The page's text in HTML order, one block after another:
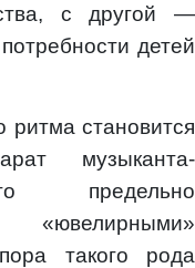
с другой —
детей
ритма становится
музыканта-
предельно
такого рода